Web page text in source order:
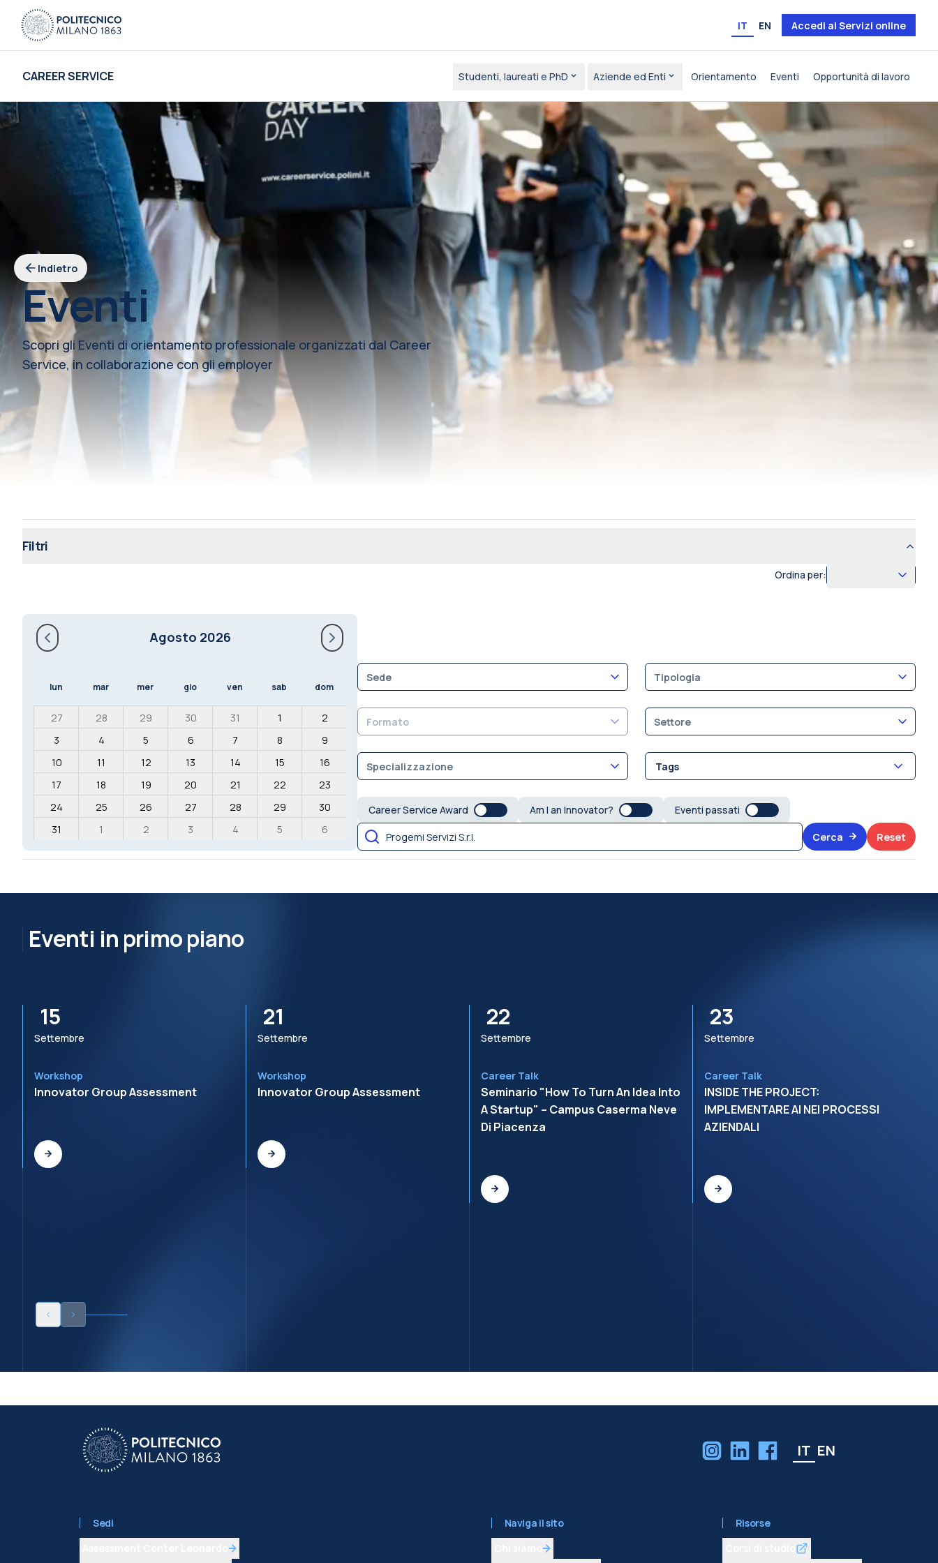
IT EN Accedi ai Servizi online
CAREER SERVICE Studenti, laureati e PhD Aziende ed Enti Orientamento Eventi Opportunità di lavoro
Indietro
Eventi
Scopri gli Eventi di orientamento professionale organizzati dal Career
Service, in collaborazione con gli employer
Filtri
Ordina per:
Agosto 2026
lun mar mer gio ven sab dom
27 28 29 30 31 1
2
3
4 5 6 7 8
9
10
11 12 13 14 15
16
17
18 19 20 21 22
23
24
25 26 27 28 29
30
31
1 2 3 4 5 6
Sede Tipologia
Formato Settore
Specializzazione Tags
Career Service Award Am I an Innovator? Eventi passati
Cerca Reset
Eventi in primo piano
15
Settembre
Workshop
Innovator Group Assessment
21
Settembre
Workshop
Innovator Group Assessment
22
Settembre
Career Talk
Seminario "How To Turn An Idea Into
A Startup" – Campus Caserma Neve
Di Piacenza
23
Settembre
Career Talk
INSIDE THE PROJECT:
IMPLEMENTARE AI NEI PROCESSI
AZIENDALI
IT EN
Sedi
Naviga il sito
Risorse